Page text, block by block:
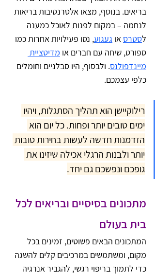
בריאים. בנוסף, מצאו אלטרנטיבות בריאות
לנחמה – במקום לפנות לאוכל כמענה
לסטרס או געגוע, נסו פעילויות אחרות כמו
ספורט, שיחה עם חברים או מדיטציית
מיינדפולנס. ולבסוף, היו סבלניים וחומלים
כלפי עצמכם.
רילוקיישן הוא תהליך הסתגלות, ויהיו
ימים טובים יותר ופחות. כל יום הוא
הזדמנות חדשה לעשות בחירות טובות
יותר ולבנות הרגלי אכילה שיזינו את
גופכם ונפשכם גם יחד.
מתכונים בסיסיים ובריאים לכל
בית בעולם
המתכונים הבאים פשוטים, זמינים בכל
מקום, ומשתמשים במרכיבים קלים להשגה
כדי לתמוך בריפוי רגשי, להגביר אנרגיה